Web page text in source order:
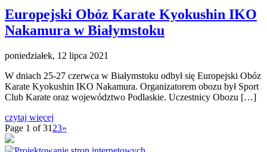
Europejski Obóz Karate Kyokushin IKO
Nakamura w Białymstoku
poniedziałek, 12 lipca 2021
W dniach 25-27 czerwca w Białymstoku odbył się Europejski Obóz
Karate Kyokushin IKO Nakamura. Organizatorem obozu był Sport
Club Karate oraz województwo Podlaskie. Uczestnicy Obozu […]
czytaj więcej
Page 1 of 31 23»